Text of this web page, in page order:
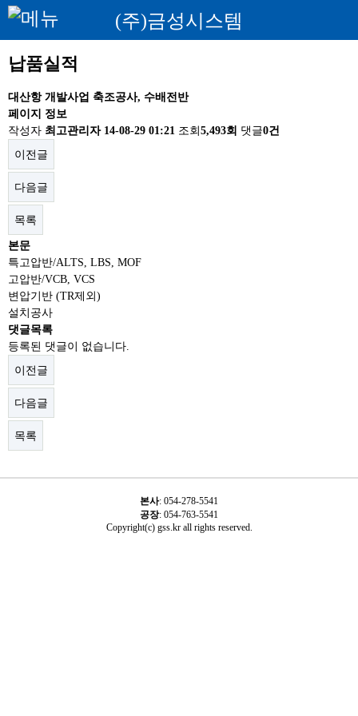
(주)금성시스템
납품실적
대산항 개발사업 축조공사, 수배전반
페이지 정보
작성자 최고관리자 14-08-29 01:21 조회5,493회 댓글0건
이전글
다음글
목록
본문
특고압반/ALTS, LBS, MOF
고압반/VCB, VCS
변압기반 (TR제외)
설치공사
댓글목록
등록된 댓글이 없습니다.
이전글
다음글
목록
본사: 054-278-5541
공장: 054-763-5541
Copyright(c) gss.kr all rights reserved.